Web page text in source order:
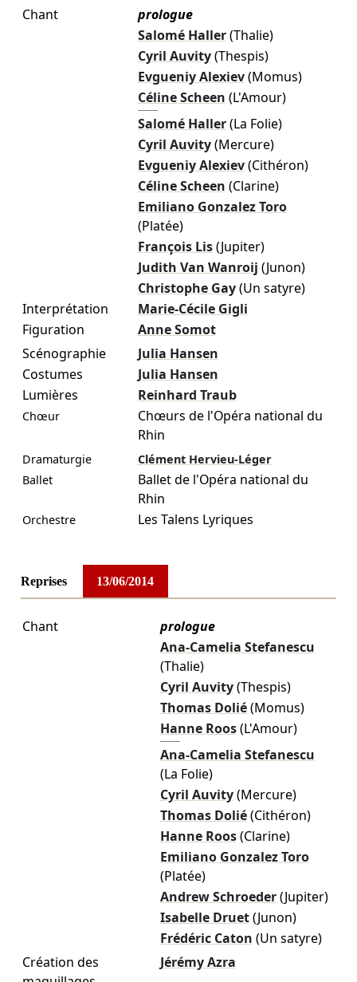
Chant
prologue
Salomé Haller (Thalie)
Cyril Auvity (Thespis)
Evgueniy Alexiev (Momus)
Céline Scheen (L'Amour)
Salomé Haller (La Folie)
Cyril Auvity (Mercure)
Evgueniy Alexiev (Cithéron)
Céline Scheen (Clarine)
Emiliano Gonzalez Toro
(Platée)
François Lis (Jupiter)
Judith Van Wanroij (Junon)
Christophe Gay (Un satyre)
Interprétation
Marie-Cécile Gigli
Figuration
Anne Somot
Scénographie
Julia Hansen
Costumes
Julia Hansen
Lumières
Reinhard Traub
Chœur
Chœurs de l'Opéra national du
Rhin
Dramaturgie
Clément Hervieu-Léger
Ballet
Ballet de l'Opéra national du
Rhin
Orchestre Les Talens Lyriques
Reprises 13/06/2014
Chant
prologue
Ana-Camelia Stefanescu
(Thalie)
Cyril Auvity (Thespis)
Thomas Dolié (Momus)
Hanne Roos (L'Amour)
Ana-Camelia Stefanescu
(La Folie)
Cyril Auvity (Mercure)
Thomas Dolié (Cithéron)
Hanne Roos (Clarine)
Emiliano Gonzalez Toro
(Platée)
Andrew Schroeder (Jupiter)
Isabelle Druet (Junon)
Frédéric Caton (Un satyre)
Création des
Jérémy Azra